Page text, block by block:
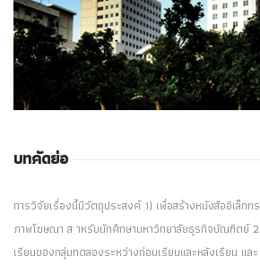
บทคัดย่อ
การวิจัยเรื่องนี้มีวัตถุประสงค์ 1) เพื่อสร้างหนังสืออิเล็กท
ภาพโฆษณา ส าหรับนักศึกษามหาวิทยาลัยธุรกิจบัณฑิตย์
เรียนของกลุ่มทดลองระหว่างก่อนเรียนและหลังเรียน แ